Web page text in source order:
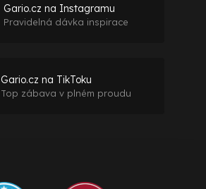
Gario.cz na Instagramu
Pravidelná dávka inspirace
Gario.cz na TikToku
Top zábava v plném proudu